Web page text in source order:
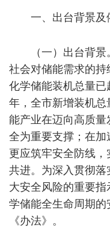
一、出台背景及
（一）出台背
社会对储能需求的
化学储能装机总量
年，全市新增装机总
能产业在迈向高质
全为重要支撑；在加
更应筑牢安全防线
共进。为深入贯彻
大安全风险的重要
学储能全生命周期
《办法》。